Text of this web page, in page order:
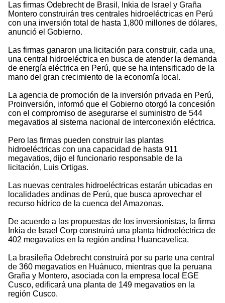
Las firmas Odebrecht de Brasil, Inkia de Israel y Graña
Montero construirán tres centrales hidroeléctricas en Perú
con una inversión total de hasta 1,800 millones de dólares,
anunció el Gobierno.
Las firmas ganaron una licitación para construir, cada una,
una central hidroeléctrica en busca de atender la demanda
de energía eléctrica en Perú, que se ha intensificado de la
mano del gran crecimiento de la economía local.
La agencia de promoción de la inversión privada en Perú,
Proinversión, informó que el Gobierno otorgó la concesión
con el compromiso de asegurarse el suministro de 544
megavatios al sistema nacional de interconexión eléctrica.
Pero las firmas pueden construir las plantas
hidroeléctricas con una capacidad de hasta 911
megavatios, dijo el funcionario responsable de la
licitación, Luis Ortigas.
Las nuevas centrales hidroeléctricas estarán ubicadas en
localidades andinas de Perú, que busca aprovechar el
recurso hídrico de la cuenca del Amazonas.
De acuerdo a las propuestas de los inversionistas, la firma
Inkia de Israel Corp construirá una planta hidroeléctrica de
402 megavatios en la región andina Huancavelica.
La brasileña Odebrecht construirá por su parte una central
de 360 megavatios en Huánuco, mientras que la peruana
Graña y Montero, asociada con la empresa local EGE
Cusco, edificará una planta de 149 megavatios en la
región Cusco.